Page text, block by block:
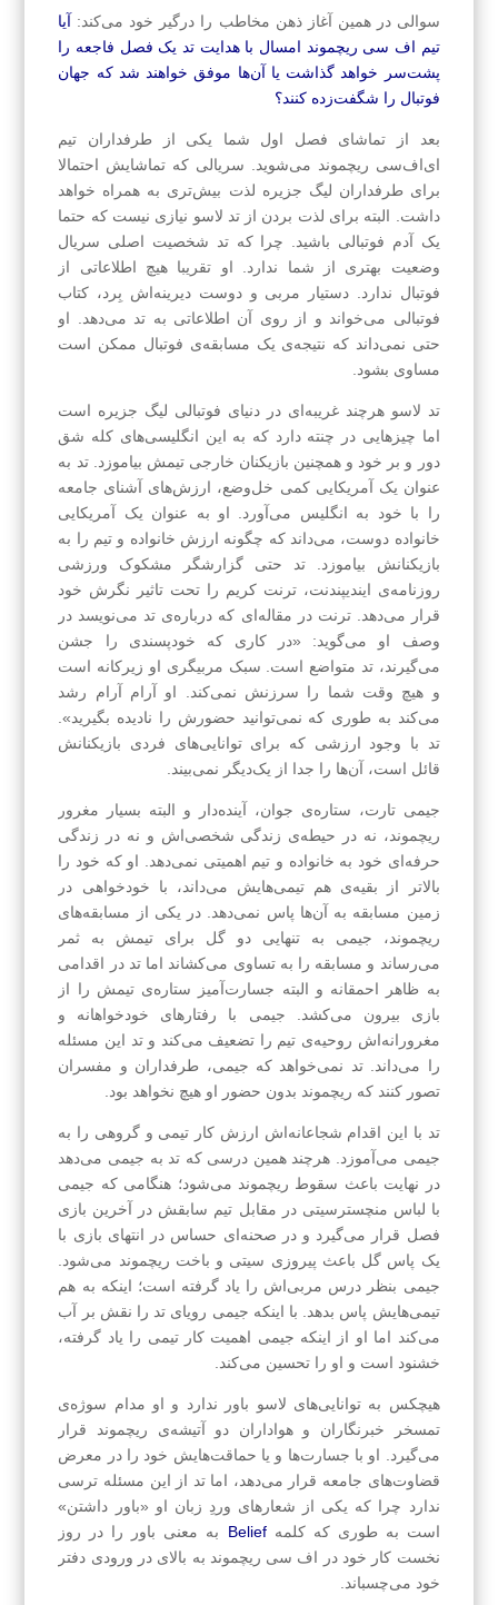
سوالی در همین آغاز ذهن مخاطب را درگیر خود می‌کند: آیا
تیم اف سی ریچموند امسال با هدایت تد یک فصل فاجعه را
پشت‌سر خواهد گذاشت یا آن‌ها موفق خواهند شد که جهان
فوتبال را شگفت‌زده کنند؟
بعد از تماشای فصل اول شما یکی از طرفداران تیم
ای‌اف‌سی ریچموند می‌شوید. سریالی که تماشایش احتمالا
برای طرفداران لیگ جزیره لذت بیش‌تری به همراه خواهد
داشت. البته برای لذت بردن از تد لاسو نیازی نیست که حتما
یک آدم فوتبالی باشید. چرا که تد شخصیت اصلی سریال
وضعیت بهتری از شما ندارد. او تقریبا هیچ اطلاعاتی از
فوتبال ندارد. دستیار مربی و دوست دیرینه‌اش بِرد، کتاب
فوتبالی می‌خواند و از روی آن اطلاعاتی به تد می‌دهد. او
حتی نمی‌داند که نتیجه‌ی یک مسابقه‌ی فوتبال ممکن است
مساوی بشود.
تد لاسو هرچند غریبه‌ای در دنیای فوتبالی لیگ جزیره است
اما چیزهایی در چنته دارد که به این انگلیسی‌های کله شق
دور و بر خود و همچنین بازیکنان خارجی تیمش بیاموزد. تد به
عنوان یک آمریکایی کمی خل‌وضع، ارزش‌های آشنای جامعه‌
را با خود به انگلیس می‌آورد. او به عنوان یک آمریکایی
خانواده دوست، می‌داند که چگونه ارزش خانواده و تیم را به
بازیکنانش بیاموزد. تد حتی گزارشگر مشکوک ورزشی
روزنامه‌ی ایندیپندنت، ترنت کریم را تحت تاثیر نگرش خود
قرار می‌دهد. ترنت در مقاله‌‌ای که درباره‌ی تد می‌نویسد در
وصف او می‌گوید: «در کاری که خودپسندی را جشن
می‌گیرند، تد متواضع است. سبک مربیگری او زیرکانه است
و هیچ وقت شما را سرزنش نمی‌کند. او آرام آرام رشد
می‌کند به طوری که نمی‌توانید حضورش را نادیده بگیرید».
تد با وجود ارزشی که برای توانایی‌های فردی بازیکنانش
قائل است، آن‌ها را جدا از یک‌دیگر نمی‌بیند.
جیمی تارت، ستاره‌ی جوان، آینده‌دار و البته بسیار مغرور
ریچموند، نه در حیطه‌ی زندگی شخصی‌اش و نه در زندگی‌
حرفه‌ای‌ خود به خانواده و تیم اهمیتی نمی‌دهد. او که خود را
بالاتر از بقیه‌ی هم تیمی‌هایش می‌داند، با خودخواهی در
زمین مسابقه به آن‌ها پاس نمی‌دهد. در یکی از مسابقه‌های
ریچموند، جیمی به تنهایی دو گل برای تیمش به ثمر
می‌رساند و مسابقه را به تساوی می‌کشاند‌ اما تد در اقدامی
به ظاهر احمقانه و البته جسارت‌آمیز ستاره‌ی تیمش را از
بازی بیرون می‌کشد. جیمی با رفتارهای خودخواهانه و
مغرورانه‌اش روحیه‌ی تیم را تضعیف می‌کند و تد این مسئله
را می‌داند. تد نمی‌خواهد که جیمی، طرفداران و مفسران
تصور کنند که ریچموند بدون حضور او هیچ نخواهد بود.
تد با این اقدام شجاعانه‌اش ارزش کار تیمی و گروهی را به
جیمی می‌آموزد. هرچند همین درسی که تد به جیمی می‌دهد
در نهایت باعث سقوط ریچموند می‌شود؛ هنگامی که جیمی
با لباس منچسترسیتی در مقابل تیم سابقش در آخرین بازی
فصل قرار می‌گیرد و در صحنه‌ای حساس در انتهای بازی با
یک پاس گل باعث پیروزی سیتی و باخت ریچموند می‌شود.
جیمی بنظر درس مربی‌اش را یاد گرفته است؛ اینکه به هم
تیمی‌هایش پاس بدهد. با اینکه جیمی رویای تد را نقش بر آب
می‌کند اما او از اینکه جیمی اهمیت کار تیمی را یاد گرفته،
خشنود است و او را تحسین می‌کند.
هیچکس به توانایی‌های لاسو باور ندارد و او مدام سوژه‌ی
تمسخر خبرنگاران و هواداران دو آتیشه‌ی ریچموند قرار
می‌گیرد. او با جسارت‌ها و یا حماقت‌هایش خود را در معرض
قضاوت‌های جامعه قرار می‌دهد، اما تد از این مسئله ترسی
ندارد چرا که یکی از شعارهای وردِ زبان او «باور داشتن»
است به طوری که کلمهBelief به معنی باور را در روز
نخست کار خود در اف سی ریچموند به بالای در ورودی دفتر
خود می‌چسباند.